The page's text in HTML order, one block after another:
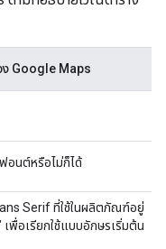
Google Maps
อนต์หรือไม่ก็ได้
Serif ที่ใช้ในผลิตภัณฑ์อยู่
พื่อเรียกใช้แบบอักษรเริ่มต้น